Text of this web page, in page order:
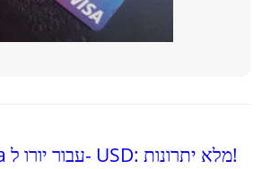
⋞ Revolut Ultra עבור יורו ל- USD: מלא יתרונות!